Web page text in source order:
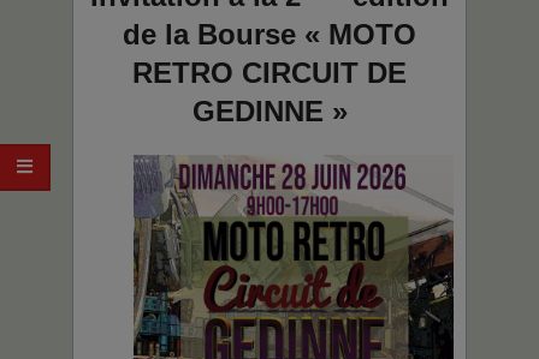
de la Bourse « MOTO
RETRO CIRCUIT DE
GEDINNE »